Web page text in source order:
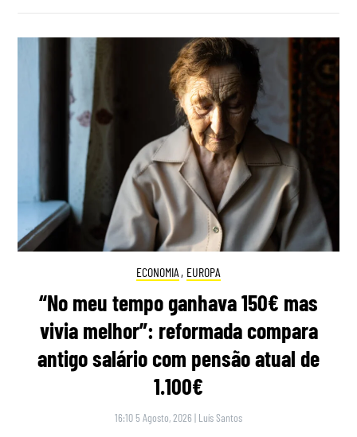
ECONOMIA , EUROPA
“No meu tempo ganhava 150€ mas
vivia melhor”: reformada compara
antigo salário com pensão atual de
1.100€
16:10 5 Agosto, 2026 | Luís Santos